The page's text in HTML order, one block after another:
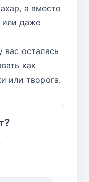
а вместо
или даже
вас осталась
как
или творога.